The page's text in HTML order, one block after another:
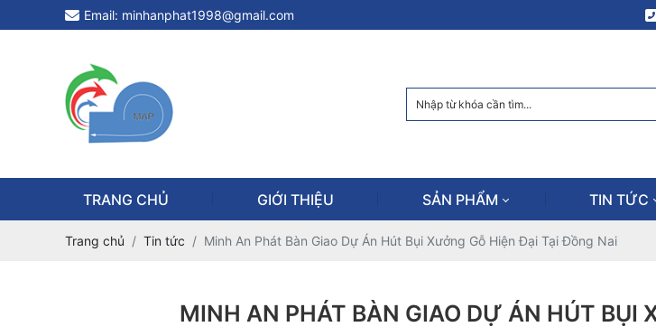
Email: minhanphat1998@gmail.com
TRANG CHỦ GIỚI THIỆU SẢN PHẨM TIN TỨC
Trang chủ Tin tức Minh An Phát Bàn Giao Dự Án Hút Bụi Xưởng Gỗ Hiện Đại Tại Đồng Nai
MINH AN PHÁT BÀN GIAO DỰ ÁN HÚT BỤI